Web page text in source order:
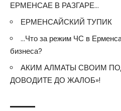
ЕРМЕНСАЕ В РАЗГАРЕ…
ЕРМЕНСАЙСКИЙ ТУПИК
…Что за режим ЧС в
бизнеса?
АКИМ АЛМАТЫ СВОИМ
ДОВОДИТЕ ДО ЖАЛОБ»!